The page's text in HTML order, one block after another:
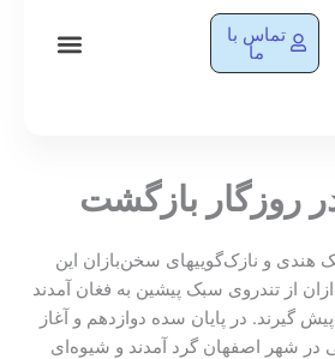
تماس با
ما
روزگار بازگشت
هندی و نازک‌گوییهای سخن‌بازان این
از تندروی سبک پیشین به فغان آمدند
گیرند. در پایان سده دوازدهم و آغاز
شهر اصفهان گرد آمدند و شیوه‌ای